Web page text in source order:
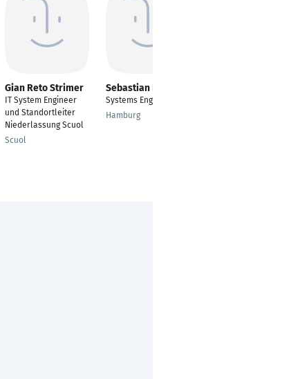
Gian Reto Strimer
IT System Engineer
und Standortleiter
Niederlassung Scuol
Scuol
Sebastian Fink
Systems Engineer
Hamburg